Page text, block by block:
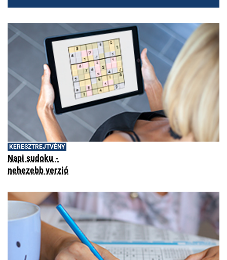
KERESZTREJTVÉNY
Napi sudoku -
nehezebb verzió